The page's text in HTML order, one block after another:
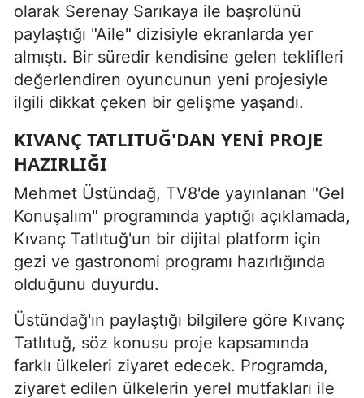
olarak Serenay Sarıkaya ile başrolünü
paylaştığı "Aile" dizisiyle ekranlarda yer
almıştı. Bir süredir kendisine gelen teklifleri
değerlendiren oyuncunun yeni projesiyle
ilgili dikkat çeken bir gelişme yaşandı.
KIVANÇ TATLITUĞ'DAN YENI PROJE
HAZIRLIĞI
Mehmet Üstündağ, TV8'de yayınlanan "Gel
Konuşalım" programında yaptığı açıklamada,
Kıvanç Tatlıtuğ'un bir dijital platform için
gezi ve gastronomi programı hazırlığında
olduğunu duyurdu.
Üstündağ'ın paylaştığı bilgilere göre Kıvanç
Tatlıtuğ, söz konusu proje kapsamında
farklı ülkeleri ziyaret edecek. Programda,
ziyaret edilen ülkelerin yerel mutfakları ile